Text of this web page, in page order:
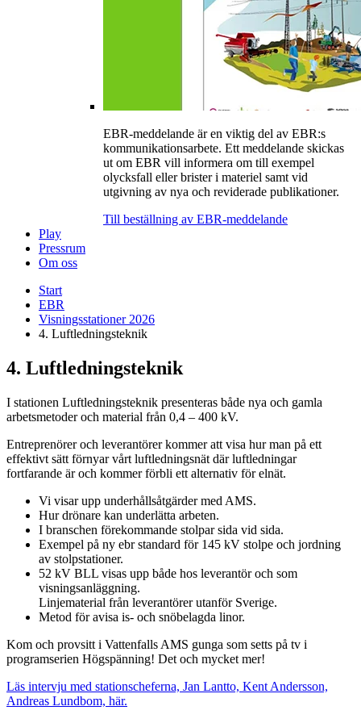
EBR-meddelande är en viktig del av EBR:s
kommunikationsarbete. Ett meddelande skickas
ut om EBR vill informera om till exempel
olycksfall eller brister i materiel samt vid
utgivning av nya och reviderade publikationer.
Till beställning av EBR-meddelande
Play
Pressrum
Om oss
Start
EBR
Visningsstationer 2026
4. Luftledningsteknik
4. Luftledningsteknik
I stationen Luftledningsteknik presenteras både nya och gamla
arbetsmetoder och material från 0,4 – 400 kV.
Entreprenörer och leverantörer kommer att visa hur man på ett
effektivt sätt förnyar vårt luftledningsnät där luftledningar
fortfarande är och kommer förbli ett alternativ för elnät.
Vi visar upp underhållsåtgärder med AMS.
Hur drönare kan underlätta arbeten.
I branschen förekommande stolpar sida vid sida.
Exempel på ny ebrstandard för 145 kV stolpe och jordning
av stolpstationer.
52 kV BLL visas upp både hos leverantör och som
visningsanläggning.
Linjematerial från leverantörer utanför Sverige.
Metod föravisa is- och snöbelagda linor.
Kom och provsitt i Vattenfalls AMS gunga som setts på tv i
programserien Högspänning! Det och mycket mer!
Läs intervju med stationscheferna, Jan Lantto, Kent Andersson,
Andreas Lundbom, här.